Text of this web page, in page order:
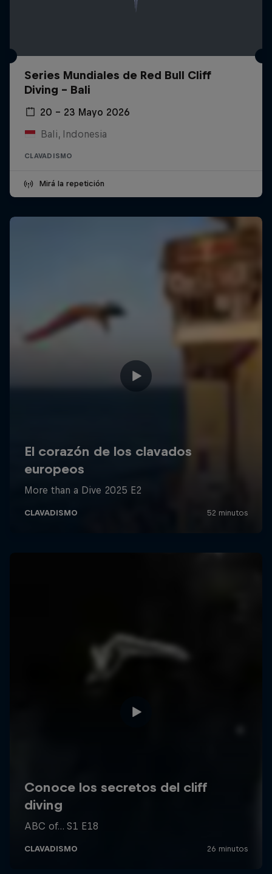
Series Mundiales de Red Bull Cliff
Diving - Bali
20 – 23 Mayo 2026
Bali, Indonesia
CLAVADISMO
Mirá la repetición